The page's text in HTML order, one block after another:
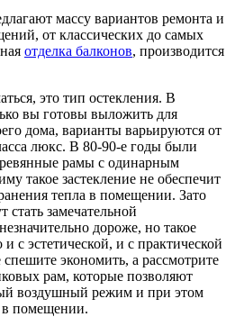
массу вариантов ремонта и
от классических до самых
отделка балконов, производится
это тип остекления. В
вы готовы выложить для
дома, варианты варьируются от
люкс. В 80-90-е годы были
рамы с одинарным
такое застекление не обеспечит
тепла в помещении. Зато
замечательной
дороже, но такое
с эстетической, и с практической
экономить, а рассмотрите
рам, которые позволяют
воздушный режим и при этом
в помещении.